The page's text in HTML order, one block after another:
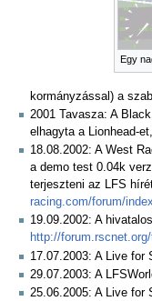
Egy
kormányzással) a
2001 Tavasza: A
elhagyta a Lionhead-
18.08.2002: A West
a demo test 0.04k
terjeszteni az LFS
racing.com/forum/
19.09.2002: A
http://
17.07.2003: A Live for
29.07.2003: A
25.06.2005: A Live for